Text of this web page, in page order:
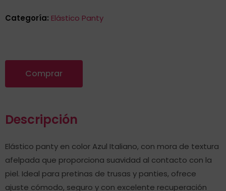
Categoría: Elástico Panty
Comprar
Descripción
Elástico panty en color Azul Italiano, con mora de textura
afelpada que proporciona suavidad al contacto con la
piel. Ideal para pretinas de trusas y panties, ofrece
ajuste cómodo, seguro y con excelente recuperación